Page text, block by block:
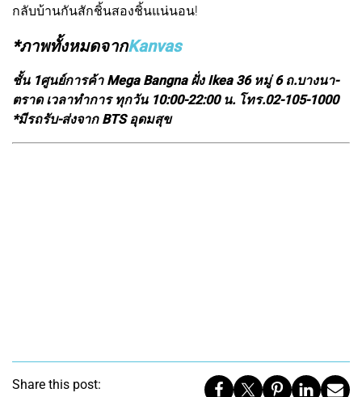
กลับบ้านกันสักชิ้นสองชิ้นแน่นอน!
*ภาพทั้งหมดจากKanvas
ชั้น 1ศูนย์การค้า Mega Bangna ฝั่ง Ikea 36 หมู่ 6 ถ.บางนา-
ตราด เวลาทำการ ทุกวัน 10:00-22:00 น. โทร.02-105-1000
*มีรถรับ-ส่งจาก BTS อุดมสุข
Share this post: